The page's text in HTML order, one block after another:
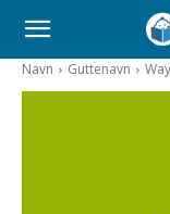
Navn Guttenavn